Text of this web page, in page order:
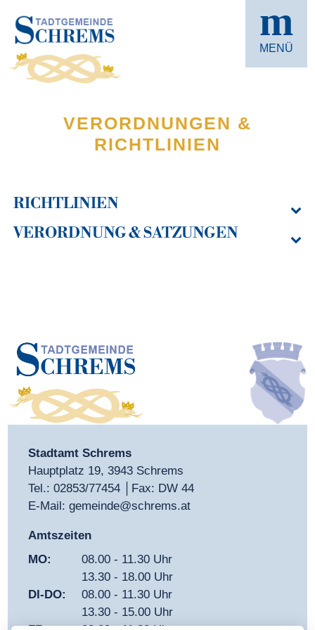
m
MENÜ
VERORDNUNGEN &
RICHTLINIEN
RICHTLINIEN 
FÖRDERRICHTLINIEN
ESSEN AUF RÄDERN RICHTLINIEN
GEWERBE­FÖRDERUNGS­RICHTLINIEN
KINDERGARTEN -
BETREUUNG VOR 07.00 UND NACH
13.00 UHR
KOSTENBEITRAGSRICHTLINIEN
STORCHENNEST FÜR
VERORDNUNG & SATZUNGEN 
EHRENZEICHEN-SATZUNG
FRIEDHOFSORDNUNG
LANGSCHWARZA
HUNDEAUSLAUFZONE
KANALABGABEORDNUNG
LÄRMVERORDNUNG
Stadtamt Schrems
Hauptplatz 19, 3943 Schrems
Tel.: 02853/77454
│Fax: DW 44
E-Mail: gemeinde@schrems.at
Amtszeiten
MO:
08.00 - 11.30 Uhr
13.30 - 18.00 Uhr
DI-DO:
08.00 - 11.30 Uhr
13.30 - 15.00 Uhr